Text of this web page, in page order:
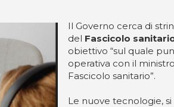
Il Governo cerca di
del Fascicolo
obiettivo “sul quale
operativa con il
Fascicolo sanitario”.
Le nuove tecnologie,